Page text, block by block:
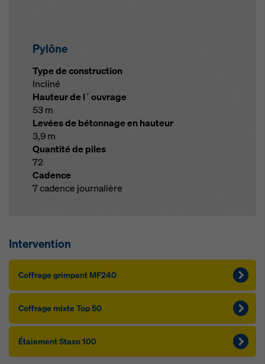
Pylône
Type de construction
Incliné
Hauteur de l´ouvrage
53 m
Levées de bétonnage en hauteur
3,9 m
Quantité de piles
72
Cadence
7 cadence journalière
Intervention
Cof­f­rage grim­pant MF240
Cof­f­rage mixte Top 50
Étaie­ment Staxo 100